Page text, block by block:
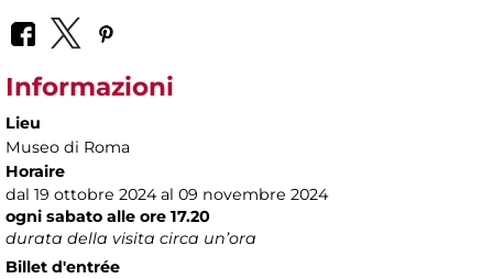
Informazioni
Lieu
Museo di Roma
Horaire
dal 19 ottobre 2024 al 09 novembre 2024
ogni sabato alle ore 17.20
durata della visita circa un’ora
Billet d'entrée